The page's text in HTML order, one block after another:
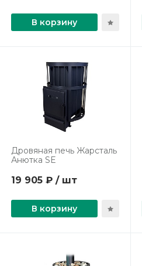
В корзину
Дровяная печь Жарсталь
Анютка SE
19 905 ₽ / шт
В корзину